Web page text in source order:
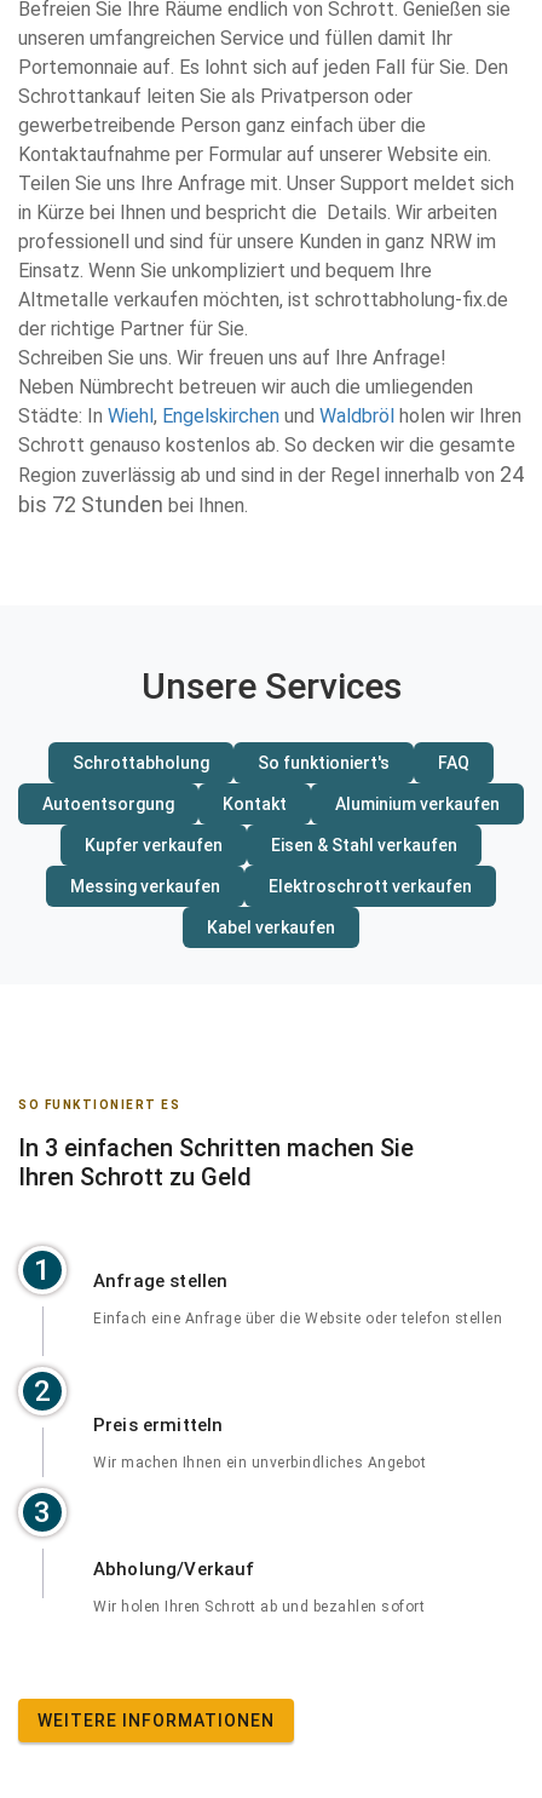
Befreien Sie Ihre Räume endlich von Schrott. Genießen sie
unseren umfangreichen Service und füllen damit Ihr
Portemonnaie auf. Es lohnt sich auf jeden Fall für Sie. Den
Schrottankauf leiten Sie als Privatperson oder
gewerbetreibende Person ganz einfach über die
Kontaktaufnahme per Formular auf unserer Website ein.
Teilen Sie uns Ihre Anfrage mit. Unser Support meldet sich
in Kürze bei Ihnen und bespricht die Details. Wir arbeiten
professionell und sind für unsere Kunden in ganz NRW im
Einsatz. Wenn Sie unkompliziert und bequem Ihre
Altmetalle verkaufen möchten, ist schrottabholung-fix.de
der richtige Partner für Sie.
Schreiben Sie uns. Wir freuen uns auf Ihre Anfrage!
Neben Nümbrecht betreuen wir auch die umliegenden
Städte: In Wiehl, Engelskirchen und Waldbröl holen wir Ihren
Schrott genauso kostenlos ab. So decken wir die gesamte
Region zuverlässig ab und sind in der Regel innerhalb von 24
bis 72 Stunden bei Ihnen.
Unsere Services
Schrottabholung So funktioniert's FAQ
Autoentsorgung Kontakt Aluminium verkaufen
Kupfer verkaufen Eisen & Stahl verkaufen
Messing verkaufen Elektroschrott verkaufen
Kabel verkaufen
SO FUNKTIONIERT ES
In 3 einfachen Schritten machen Sie
Ihren Schrott zu Geld
1
2
3
Anfrage stellen
Einfach eine Anfrage über die Website oder telefon stellen
Preis ermitteln
Wir machen Ihnen ein unverbindliches Angebot
Abholung/Verkauf
Wir holen Ihren Schrott ab und bezahlen sofort
WEITERE INFORMATIONEN